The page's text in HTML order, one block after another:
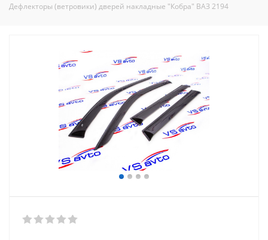
Дефлекторы (ветровики) дверей накладные "Кобра" ВАЗ 2194